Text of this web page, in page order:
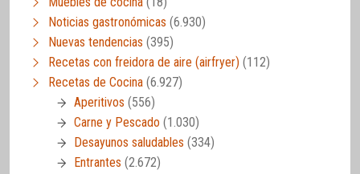
Noticias gastronómicas (6.930)
Nuevas tendencias (395)
Recetas con freidora de aire (airfryer) (112)
Recetas de Cocina (6.927)
Aperitivos (556)
Carne y Pescado (1.030)
Desayunos saludables (334)
Entrantes (2.672)